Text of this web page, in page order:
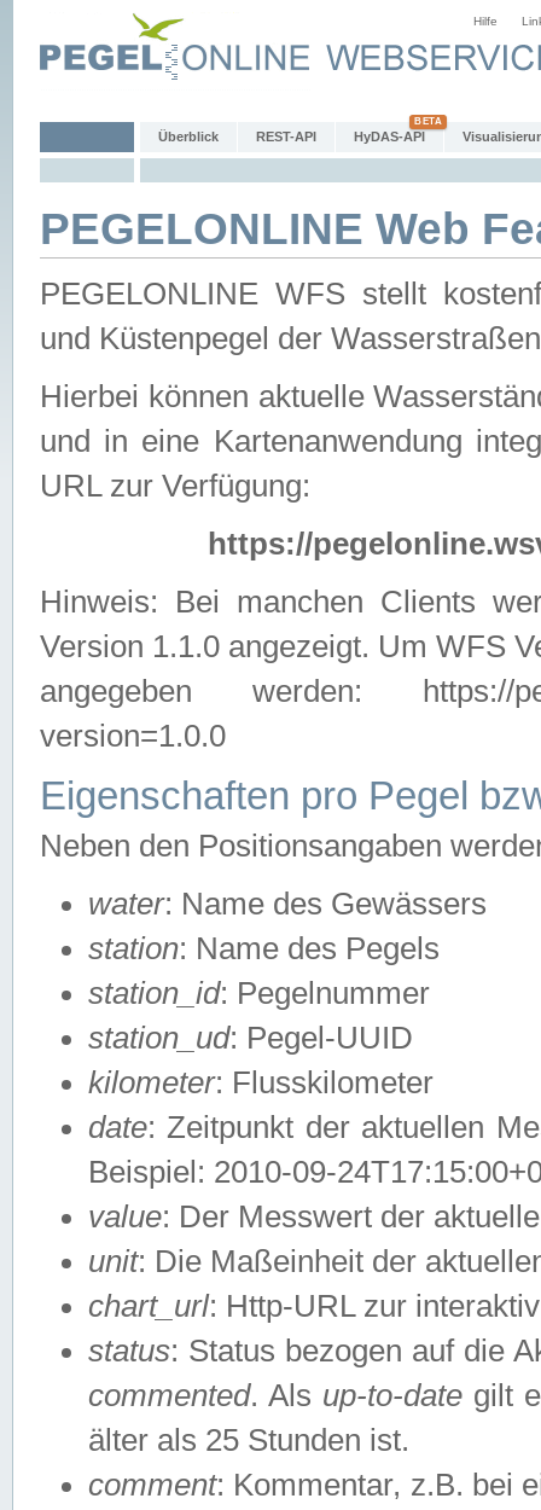
Hilfe
Überblick REST-API HyDAS-API
PEGELONLINE Web
PEGELONLINE WFS stellt
und Küstenpegel der
Hierbei können aktuelle
und in eine Kartenanwendung
URL zur Verfügung:
https://
Hinweis: Bei manchen Clients
Version 1.1.0 angezeigt. Um WFS
angegeben werden: https://
version=1.0.0
Eigenschaften pro Pegel
Neben den Positionsangaben
water: Name des Gewässers
station: Name des Pegels
station_id: Pegelnummer
station_ud: Pegel-UUID
kilometer: Flusskilometer
date: Zeitpunkt der aktuellen
Beispiel: 2010-09-
value: Der Messwert der
unit: Die Maßeinheit der
chart_url: Http-URL zur
status: Status bezogen auf die
commented. Als up-to-date gilt
älter als 25 Stunden ist.
comment: Kommentar, z.B. bei